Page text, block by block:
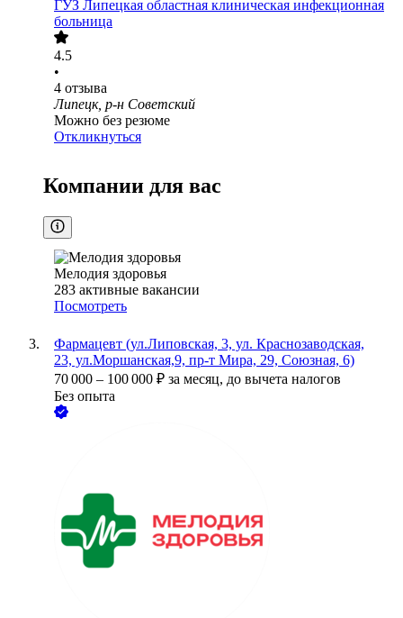
ГУЗ Липецкая областная клиническая инфекционная
больница
4.5
•
4 отзыва
Липецк, р-н Советский
Можно без резюме
Откликнуться
Компании для вас
Мелодия здоровья
283 активные вакансии
Посмотреть
Фармацевт (ул.Липовская, 3, ул. Краснозаводская,
23, ул.Моршанская,9, пр-т Мира, 29, Союзная, 6)
70 000 – 100 000 ₽ за месяц, до вычета налогов
Без опыта